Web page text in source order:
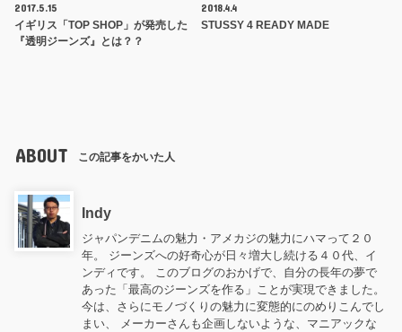
2017.5.15
イギリス「TOP SHOP」が発売した
『透明ジーンズ』とは？？
2018.4.4
STUSSY 4 READY MADE
ABOUT この記事をかいた人
Indy
ジャパンデニムの魅力・アメカジの魅力にハマって２０
年。 ジーンズへの好奇心が日々増大し続ける４０代、イ
ンディです。 このブログのおかげで、自分の長年の夢で
あった「最高のジーンズを作る」ことが実現できました。
今は、さらにモノづくりの魅力に変態的にのめりこんでし
まい、 メーカーさんも企画しないような、マニアックな